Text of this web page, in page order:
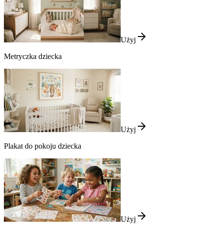
Użyj
Metryczka dziecka
Użyj
Plakat do pokoju dziecka
Użyj